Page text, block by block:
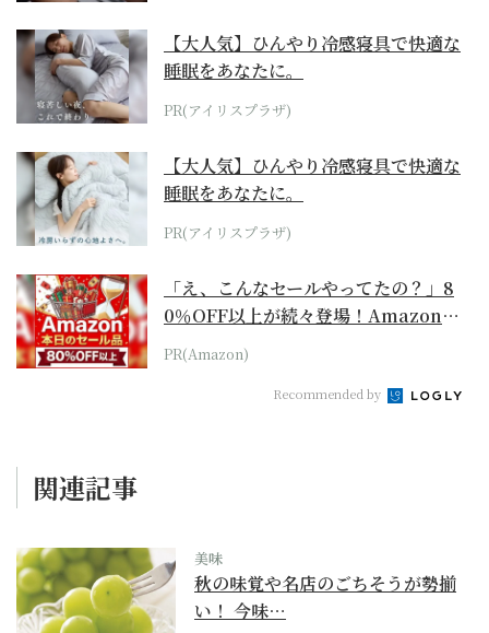
【大人気】ひんやり冷感寝具で快適な
睡眠をあなたに。
PR(アイリスプラザ)
【大人気】ひんやり冷感寝具で快適な
睡眠をあなたに。
PR(アイリスプラザ)
「え、こんなセールやってたの？」8
0％OFF以上が続々登場！Amazonの
本気が...
PR(Amazon)
Recommended by
関連記事
美味
秋の味覚や名店のごちそうが勢揃
い！ 今味…